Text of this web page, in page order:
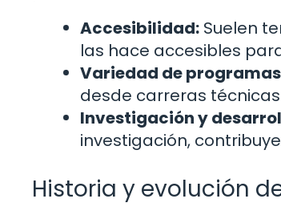
Accesibilidad: Suelen
las hace accesibles
Variedad de
desde carreras
Investigación y
investigación,
Historia y evolución de